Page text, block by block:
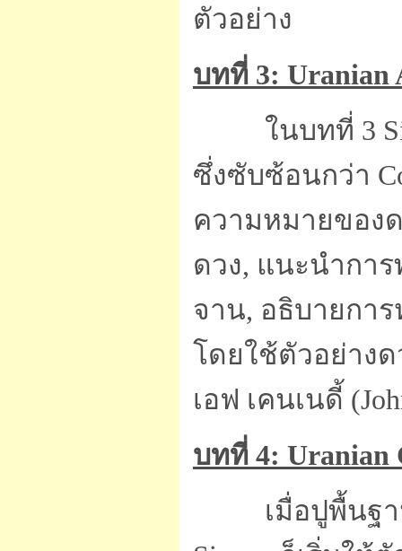
ตัวอย่าง
บทที่ 3: Uranian
ในบทที่ 3
ซึ่งซับซ้อนกว่า
ความหมายของด
ดวง, แนะนำกา
จาน, อธิบายการ
โดยใช้ตัวอย่าง
เอฟ เคนเนดี้
บทที่ 4: Uranian
เมื่อปูพื้นฐ